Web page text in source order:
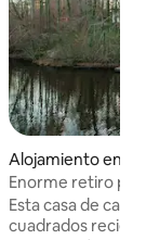
promedio: 5 de
Alojamiento en
Enorme retiro
(Hickory Lodge)
Esta casa de
cuadrados